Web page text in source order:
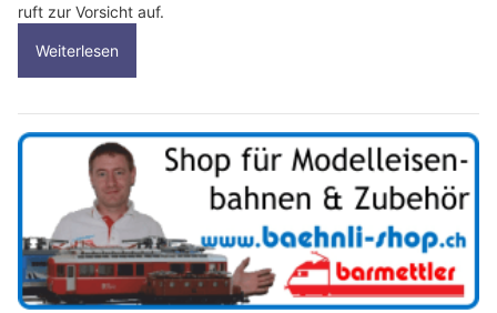
ruft zur Vorsicht auf.
Weiterlesen